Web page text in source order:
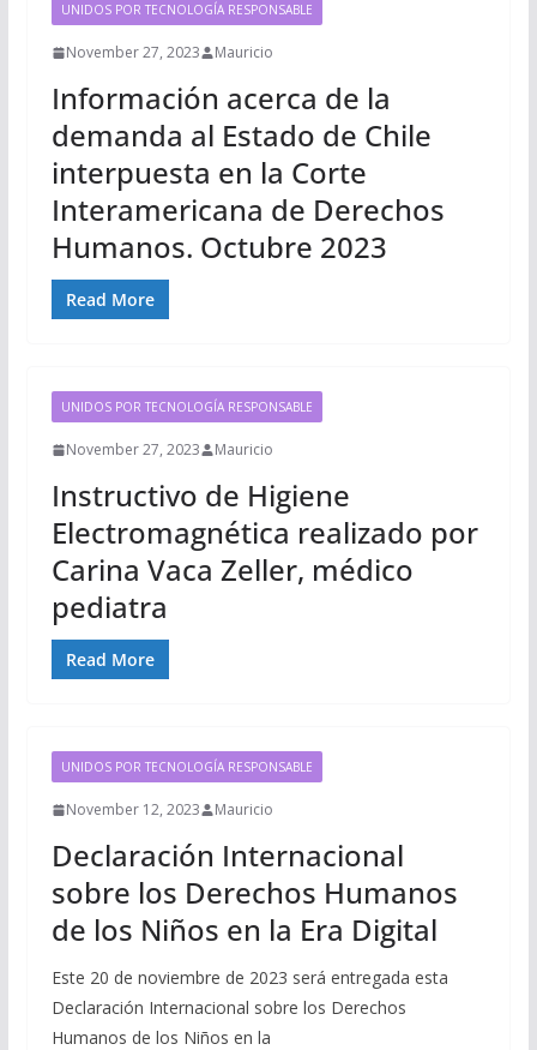
UNIDOS POR TECNOLOGÍA RESPONSABLE
November 27, 2023 Mauricio
Información acerca de la
demanda al Estado de Chile
interpuesta en la Corte
Interamericana de Derechos
Humanos. Octubre 2023
Read More
UNIDOS POR TECNOLOGÍA RESPONSABLE
November 27, 2023 Mauricio
Instructivo de Higiene
Electromagnética realizado por
Carina Vaca Zeller, médico
pediatra
Read More
UNIDOS POR TECNOLOGÍA RESPONSABLE
November 12, 2023 Mauricio
Declaración Internacional
sobre los Derechos Humanos
de los Niños en la Era Digital
Este 20 de noviembre de 2023 será entregada esta
Declaración Internacional sobre los Derechos
Humanos de los Niños en la